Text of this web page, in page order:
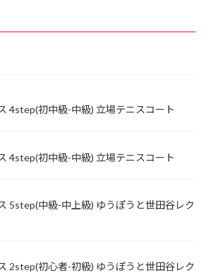
4step(初中級-中級) 立場テニスコート
4step(初中級-中級) 立場テニスコート
5step(中級-中上級) ゆうぽうと世田谷レク
2step(初心者-初級) ゆうぽうと世田谷レク